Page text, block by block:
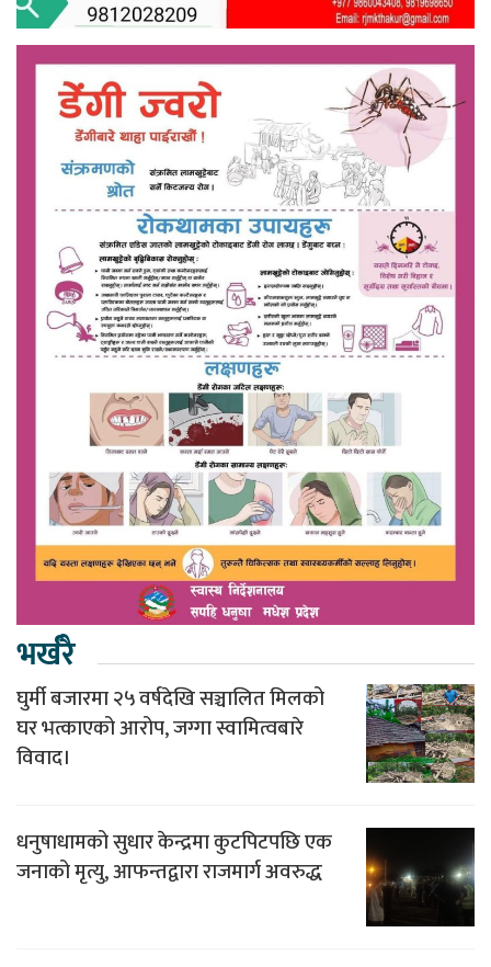
भर्खरै
घुर्मी बजारमा २५ वर्षदेखि सञ्चालित मिलको
घर भत्काएको आरोप, जग्गा स्वामित्वबारे
विवाद।
धनुषाधामको सुधार केन्द्रमा कुटपिटपछि एक
जनाको मृत्यु, आफन्तद्वारा राजमार्ग अवरुद्ध